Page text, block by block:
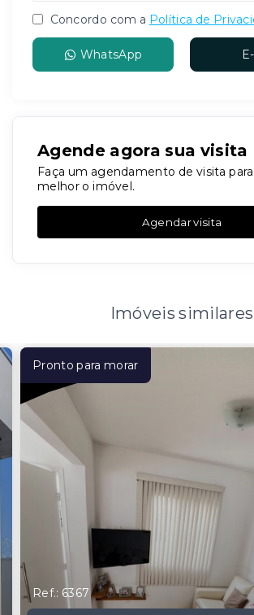
Concordo com a Política de
WhatsApp
Agende agora sua visita
Faça um agendamento de visita
melhor o imóvel.
Agendar visita
Imóveis similares
Pronto para morar
Ref.: 6367